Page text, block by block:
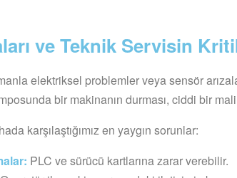
ve Teknik Servisin
elektriksel problemler veya sensör
bir makinanın durması, ciddi bir mali
karşılaştığımız en yaygın sorunlar:
PLC ve sürücü kartlarına zarar verebilir.